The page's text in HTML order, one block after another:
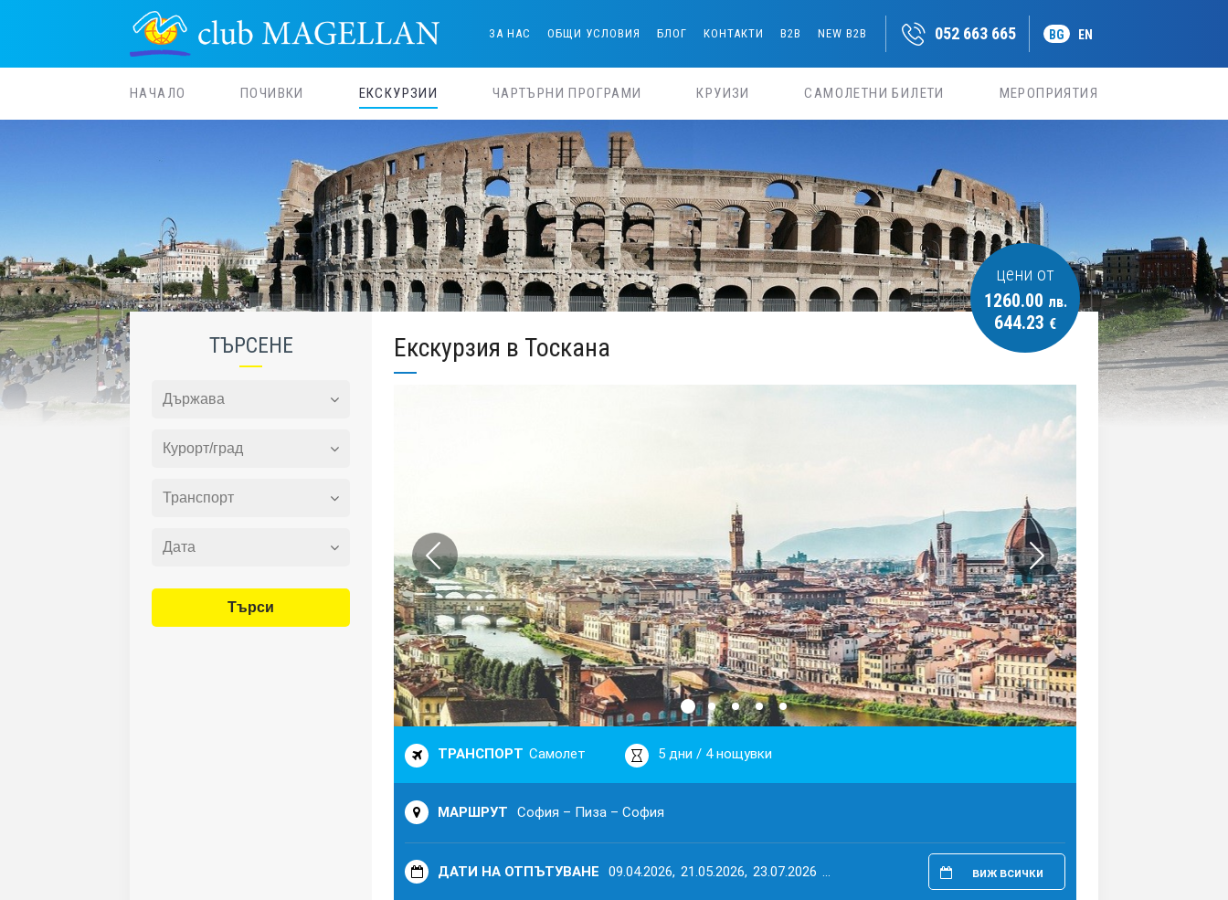
ЗА НАС ОБЩИ УСЛОВИЯ БЛОГ КОНТАКТИ B2B NEW B2B 052 663 665 BG EN
НАЧАЛО ПОЧИВКИ ЕКСКУРЗИИ ЧАРТЪРНИ ПРОГРАМИ КРУИЗИ САМОЛЕТНИ БИЛЕТИ МЕРОПРИЯТИЯ
ТЪРСЕНЕ
Търси
Екскурзия в Тоскана
цени от
1260.00 лв.
644.23 €
ТРАНСПОРТ Самолет 5 дни / 4 нощувки
МАРШРУТ София – Пиза – София
ДАТИ НА ОТПЪТУВАНЕ 09.04.2026, 21.05.2026, 23.07.2026 виж всички